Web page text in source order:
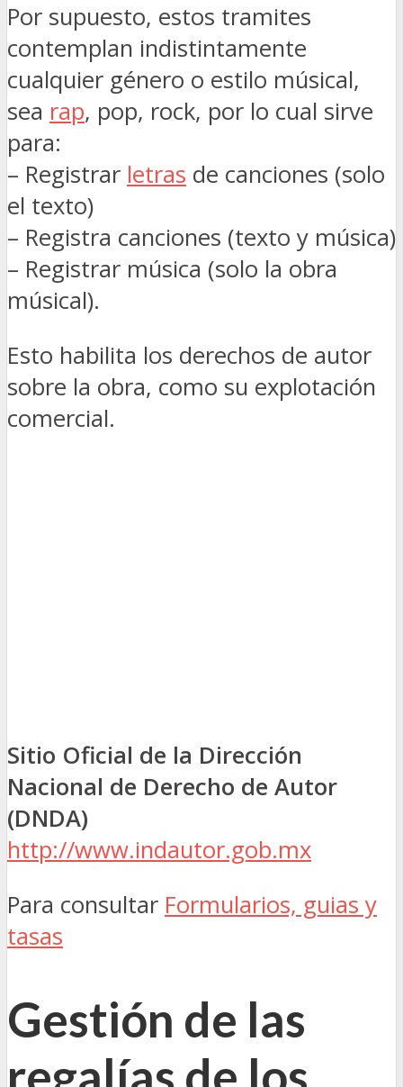
Por supuesto, estos tramites
contemplan indistintamente
cualquier género o estilo músical,
sea rap, pop, rock, por lo cual sirve
para:
– Registrar letras de canciones (solo
el texto)
– Registra canciones (texto y música)
– Registrar música (solo la obra
músical).
Esto habilita los derechos de autor
sobre la obra, como su explotación
comercial.
Sitio Oficial de la Dirección
Nacional de Derecho de Autor
(DNDA)
http://www.indautor.gob.mx
Para consultar Formularios, guias y
tasas
Gestión de las